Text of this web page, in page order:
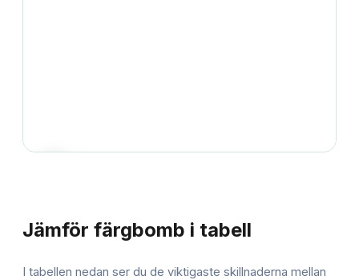
Jämför färgbomb i tabell
I tabellen nedan ser du de viktigaste skillnaderna mellan